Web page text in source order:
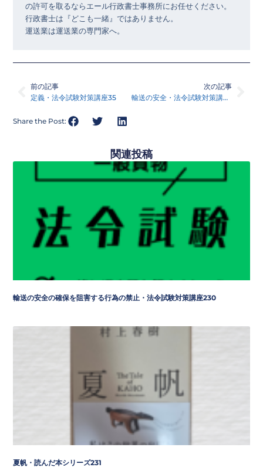
の許可を取るならエール行政書士事務所にお任せください。
行政書士は『どこも一緒』ではありません。
運送業は運送業の専門家へ。
前の記事
定義・法令試験対策講座35
次の記事
輸送の安全・法令試験対策講座36
Share the Post:
関連投稿
輸送の安全の確保を阻害する行為の禁止・法令試験対策講座230
夏帆・読んだ本シリーズ231